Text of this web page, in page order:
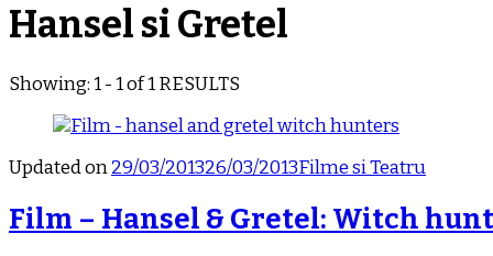
Hansel si Gretel
Showing: 1 - 1 of 1 RESULTS
Updated on29/03/201326/03/2013Filme si Teatru
Film – Hansel & Gretel: Witch